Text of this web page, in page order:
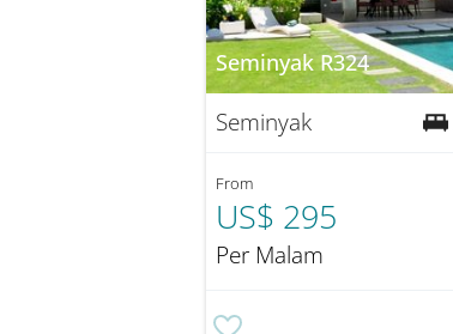
Seminyak R324
Seminyak
From
US$ 295
Per Malam